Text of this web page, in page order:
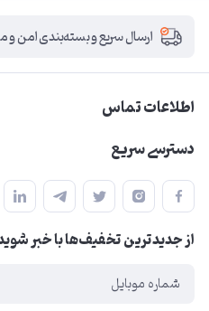
ارسال سریع و بسته‌بندی امن و
اطلاعات تماس
09210446578
herzeonline@gmail.com
مشهد مقدس ،خیابان امام رضا(ع) ،
امام رضا (ع)
دسترسی سریع
حساب کاربری
مجله فروشگاه
لیست محصولات
درباره ما
از جدید‌ترین تخفیف‌ها با‌ خبر